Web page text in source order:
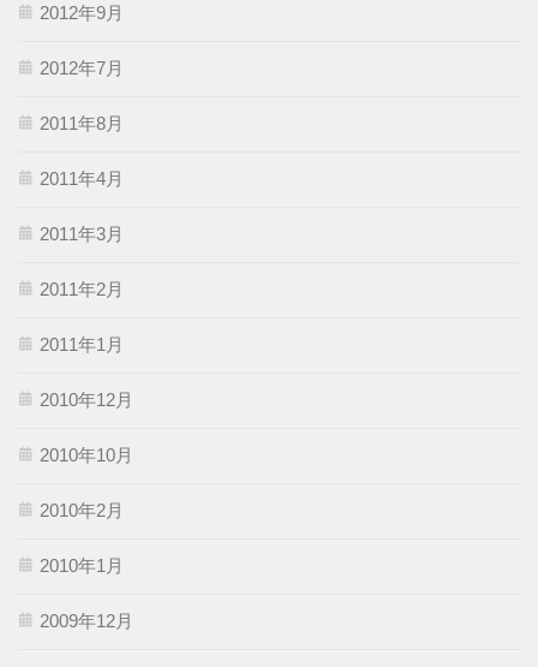
2012年9月
2012年7月
2011年8月
2011年4月
2011年3月
2011年2月
2011年1月
2010年12月
2010年10月
2010年2月
2010年1月
2009年12月